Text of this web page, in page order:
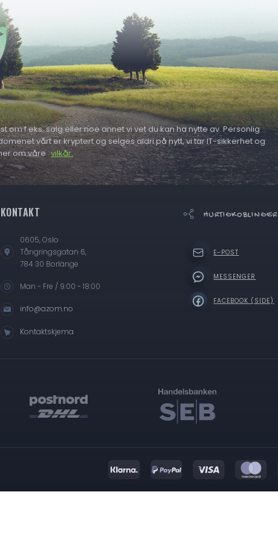
om f.eks. salg eller noe annet vi vet du kan ha nytte av. Personlig
vårt er kryptert og selges aldri på nytt, vi tar IT-sikkerhet og
om våre vilkår.
KONTAKT
0605, Oslo
Tångringsgatan 6,
784 30 Borlänge
Man - Fre / 9:00 - 18:00
info@azom.no
Kontaktskjema
HURTIGKOBLINGER
E-POST
MESSENGER
FACEBOOK (SIDE)